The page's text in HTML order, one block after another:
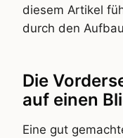
diesem Artikel
durch den
Die
auf einen
Eine gut